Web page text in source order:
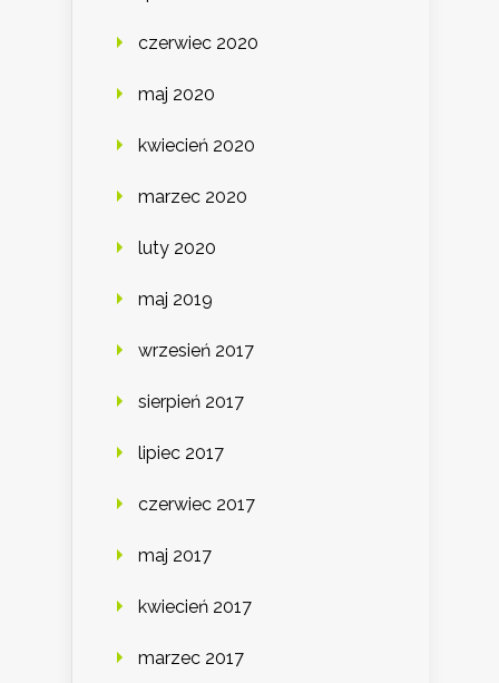
czerwiec 2020
maj 2020
kwiecień 2020
marzec 2020
luty 2020
maj 2019
wrzesień 2017
sierpień 2017
lipiec 2017
czerwiec 2017
maj 2017
kwiecień 2017
marzec 2017